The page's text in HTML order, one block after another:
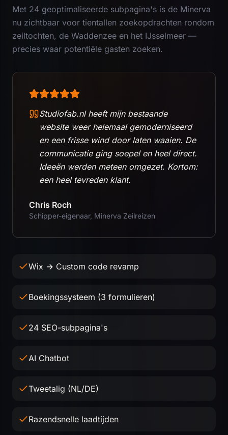
Met 24 geoptimaliseerde subpagina's is de Minerva
nu zichtbaar voor tientallen zoekopdrachten rondom
zeiltochten, de Waddenzee en het IJsselmeer —
precies waar potentiële gasten zoeken.
Studiofab.nl heeft mijn bestaande
website weer helemaal gemoderniseerd
en een frisse wind door laten waaien. De
communicatie ging soepel en heel direct.
Ideeën werden meteen omgezet. Kortom:
een heel tevreden klant.
Chris Roch
Schipper-eigenaar, Minerva Zeilreizen
Wix → Custom code revamp
Boekingssysteem (3 formulieren)
24 SEO-subpagina's
AI Chatbot
Tweetalig (NL/DE)
Razendsnelle laadtijden